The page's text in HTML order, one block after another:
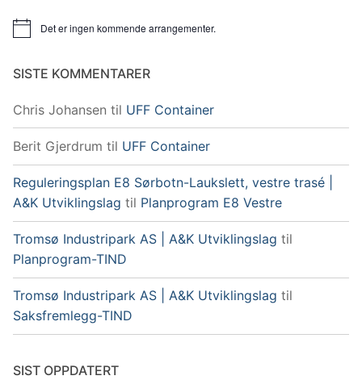
MerknadDet er ingen kommende arrangementer.
SISTE KOMMENTARER
Chris Johansen til UFF Container
Berit Gjerdrum til UFF Container
Reguleringsplan E8 Sørbotn-Laukslett, vestre trasé |
A&K Utviklingslag til Planprogram E8 Vestre
Tromsø Industripark AS | A&K Utviklingslag til
Planprogram-TIND
Tromsø Industripark AS | A&K Utviklingslag til
Saksfremlegg-TIND
SIST OPPDATERT